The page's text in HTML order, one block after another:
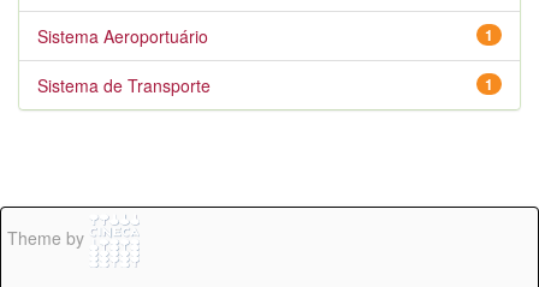
1
Sistema Aeroportuário
1
Sistema de Transporte
Theme by